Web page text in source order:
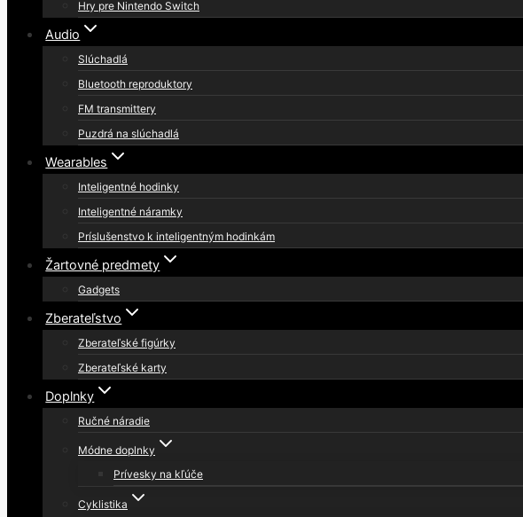
Hry pre Nintendo Switch
Audio
Slúchadlá
Bluetooth reproduktory
FM transmittery
Puzdrá na slúchadlá
Wearables
Inteligentné hodinky
Inteligentné náramky
Príslušenstvo k inteligentným hodinkám
Žartovné predmety
Gadgets
Zberateľstvo
Zberateľské figúrky
Zberateľské karty
Doplnky
Ručné náradie
Módne doplnky
Prívesky na kľúče
Cyklistika